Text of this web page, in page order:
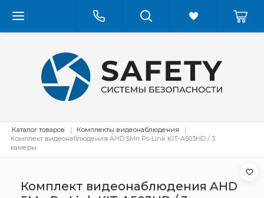
Каталог товаров
Комплекты видеонаблюдения
Комплект видеонаблюдения AHD 5Мп Ps-Link KIT-A503HD / 3
камеры
Комплект видеонаблюдения AHD